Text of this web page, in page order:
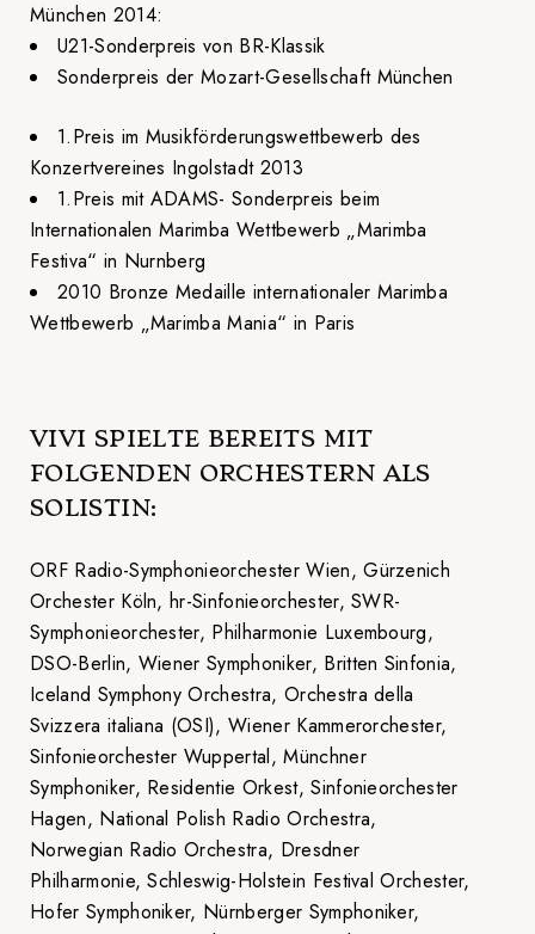
München 2014:
U21-Sonderpreis von BR-Klassik
Sonderpreis der Mozart-Gesellschaft München
1.Preis im Musikförderungswettbewerb des
Konzertvereines Ingolstadt 2013
1.Preis mit ADAMS- Sonderpreis beim
Internationalen Marimba Wettbewerb „Marimba
Festiva“ in Nurnberg
2010 Bronze Medaille internationaler Marimba
Wettbewerb „Marimba Mania“ in Paris
VIVI SPIELTE BEREITS MIT
FOLGENDEN ORCHESTERN ALS
SOLISTIN:
ORF Radio-Symphonieorchester Wien, Gürzenich
Orchester Köln, hr-Sinfonieorchester, SWR-
Symphonieorchester, Philharmonie Luxembourg,
DSO-Berlin, Wiener Symphoniker, Britten Sinfonia,
Iceland Symphony Orchestra, Orchestra della
Svizzera italiana (OSI), Wiener Kammerorchester,
Sinfonieorchester Wuppertal, Münchner
Symphoniker, Residentie Orkest, Sinfonieorchester
Hagen, National Polish Radio Orchestra,
Norwegian Radio Orchestra, Dresdner
Philharmonie, Schleswig-Holstein Festival Orchester,
Hofer Symphoniker, Nürnberger Symphoniker,